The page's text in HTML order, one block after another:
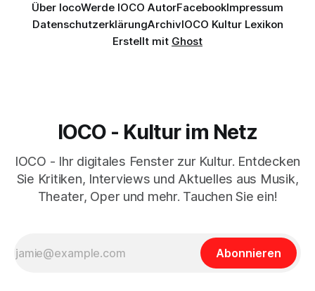
Über IocoWerde IOCO AutorFacebookImpressum
DatenschutzerklärungArchivIOCO Kultur Lexikon
Erstellt mit Ghost
IOCO - Kultur im Netz
IOCO - Ihr digitales Fenster zur Kultur. Entdecken
Sie Kritiken, Interviews und Aktuelles aus Musik,
Theater, Oper und mehr. Tauchen Sie ein!
Abonnieren